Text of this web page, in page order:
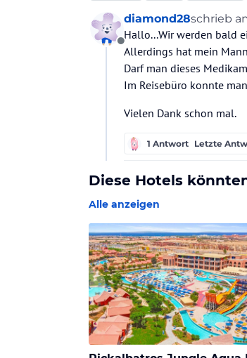
Offline
diamond28schrieb
zuletzt
Hallo...Wir werden bald
Allerdings hat mein
Darf man dieses
Im Reisebüro konnte
Vielen Dank schon mal.
1 Antwort Letzte